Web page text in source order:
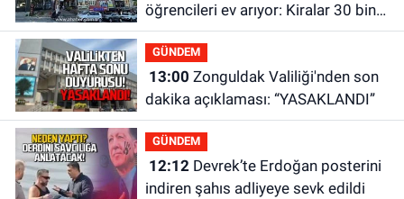
öğrencileri ev arıyor: Kiralar 30 bin
liraya kadar çıkıyor
GÜNDEM
13:00
dakika açıklaması: “YASAKLANDI”
GÜNDEM
12:12Devrek’te Erdoğan posterini
indiren şahıs adliyeye sevk edildi